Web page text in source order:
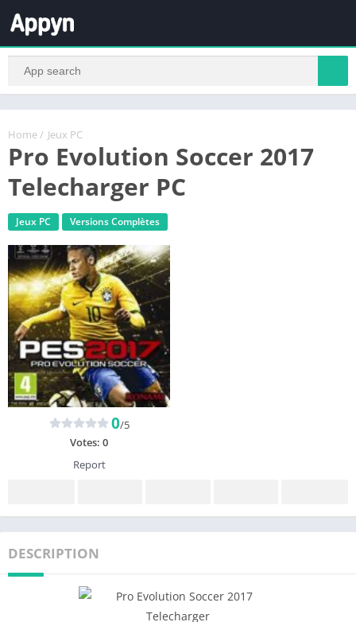
Home / Jeux PC
Pro Evolution Soccer 2017
Telecharger PC
Jeux PC Versions Complètes
0/5
Votes: 0
Report
DESCRIPTION